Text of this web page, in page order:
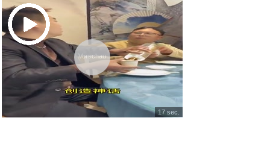
Afterglow LED drahtlos Deluxe ...
Vorschau
17 sec.